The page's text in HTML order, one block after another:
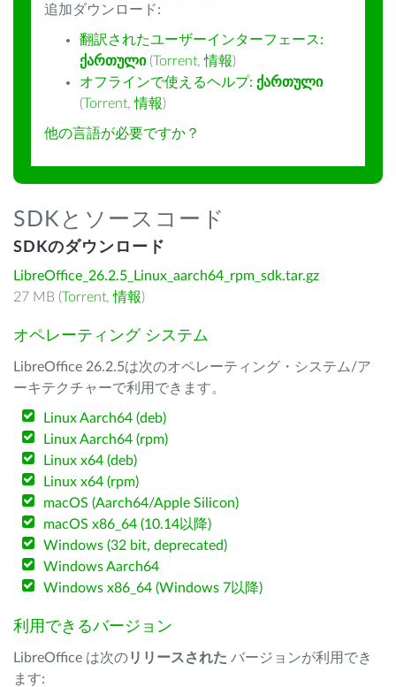
追加ダウンロード:
翻訳されたユーザーインターフェース:
ქართული (Torrent,情報)
オフラインで使えるヘルプ: ქართული
(Torrent,情報)
他の言語が必要ですか？
SDKとソースコード
SDKのダウンロード
LibreOffice_26.2.5_Linux_aarch64_rpm_sdk.tar.gz
27 MB (Torrent,情報)
オペレーティング システム
LibreOffice 26.2.5は次のオペレーティング・システム/ア
ーキテクチャーで利用できます。
Linux Aarch64 (deb)
Linux Aarch64 (rpm)
Linux x64 (deb)
Linux x64 (rpm)
macOS (Aarch64/Apple Silicon)
macOS x86_64 (10.14以降)
Windows (32 bit, deprecated)
Windows Aarch64
Windows x86_64 (Windows 7以降)
利用できるバージョン
LibreOffice は次のリリースされた バージョンが利用でき
ます: